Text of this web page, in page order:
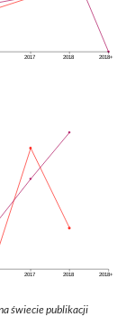
świecie publikacji